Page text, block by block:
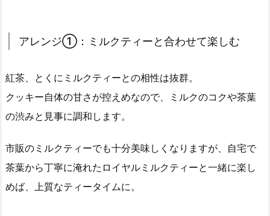
アレンジ①：ミルクティーと合わせて楽しむ
紅茶、とくにミルクティーとの相性は抜群。
クッキー自体の甘さが控えめなので、ミルクのコクや茶葉
の渋みと見事に調和します。
市販のミルクティーでも十分美味しくなりますが、自宅で
茶葉から丁寧に淹れたロイヤルミルクティーと一緒に楽し
めば、上質なティータイムに。